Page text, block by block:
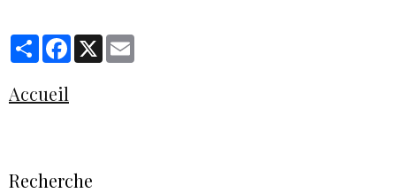
PartagerFacebook
X
Accueil
Recherche